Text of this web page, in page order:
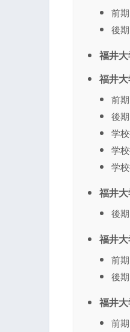
前
後
福井
福井
前
後
学
学
学
福井
後
福井
前
後
福井
前